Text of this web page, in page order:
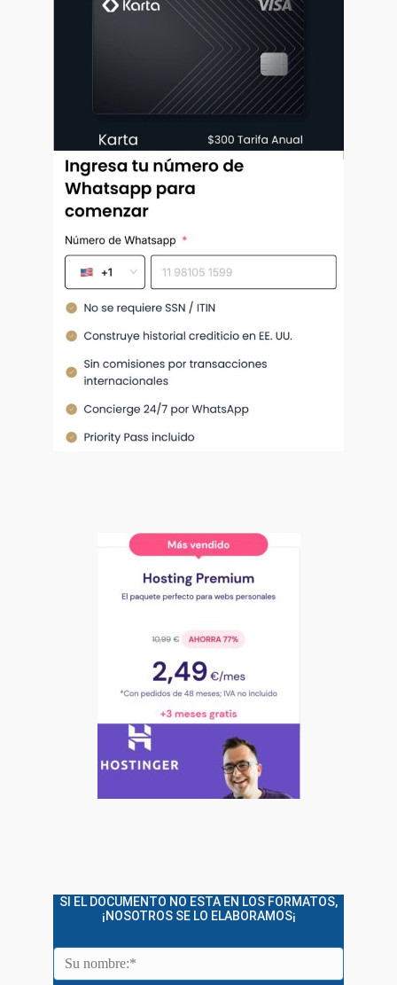
SI EL DOCUMENTO NO ESTA EN LOS FORMATOS,
¡NOSOTROS SE LO ELABORAMOS¡